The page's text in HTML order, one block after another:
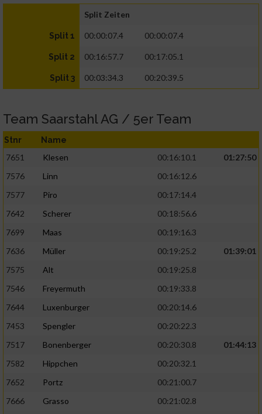
Split Zeiten
Split 1 00:00:07.4 00:00:07.4
Split 2 00:16:57.7 00:17:05.1
Split 3 00:03:34.3 00:20:39.5
Team Saarstahl AG / 5er Team
Stnr Name
7651 Klesen 00:16:10.1
01:27:50
7576
Linn
00:16:12.6
7577
Piro
00:17:14.4
7642
Scherer
00:18:56.6
7699
Maas
00:19:16.3
7636
Müller 00:19:25.2
01:39:01
7575
Alt
00:19:25.8
7546
Freyermuth
00:19:33.8
7644
Luxenburger
00:20:14.6
7453
Spengler
00:20:22.3
7517
Bonenberger 00:20:30.8
01:44:13
7582
Hippchen
00:20:32.1
7652
Portz
00:21:00.7
7666
Grasso
00:21:02.8